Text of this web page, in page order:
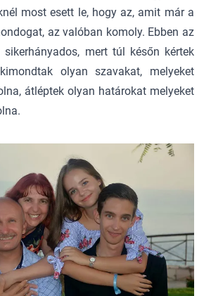
most esett le, hogy az, amit már a
az valóban komoly. Ebben az
mert túl későn kértek
olyan szavakat, melyeket
átléptek olyan határokat melyeket